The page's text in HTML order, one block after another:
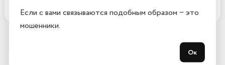
Какой срок гарантии?
Если с вами связываются подобным образом − это
мошенники.
Ок